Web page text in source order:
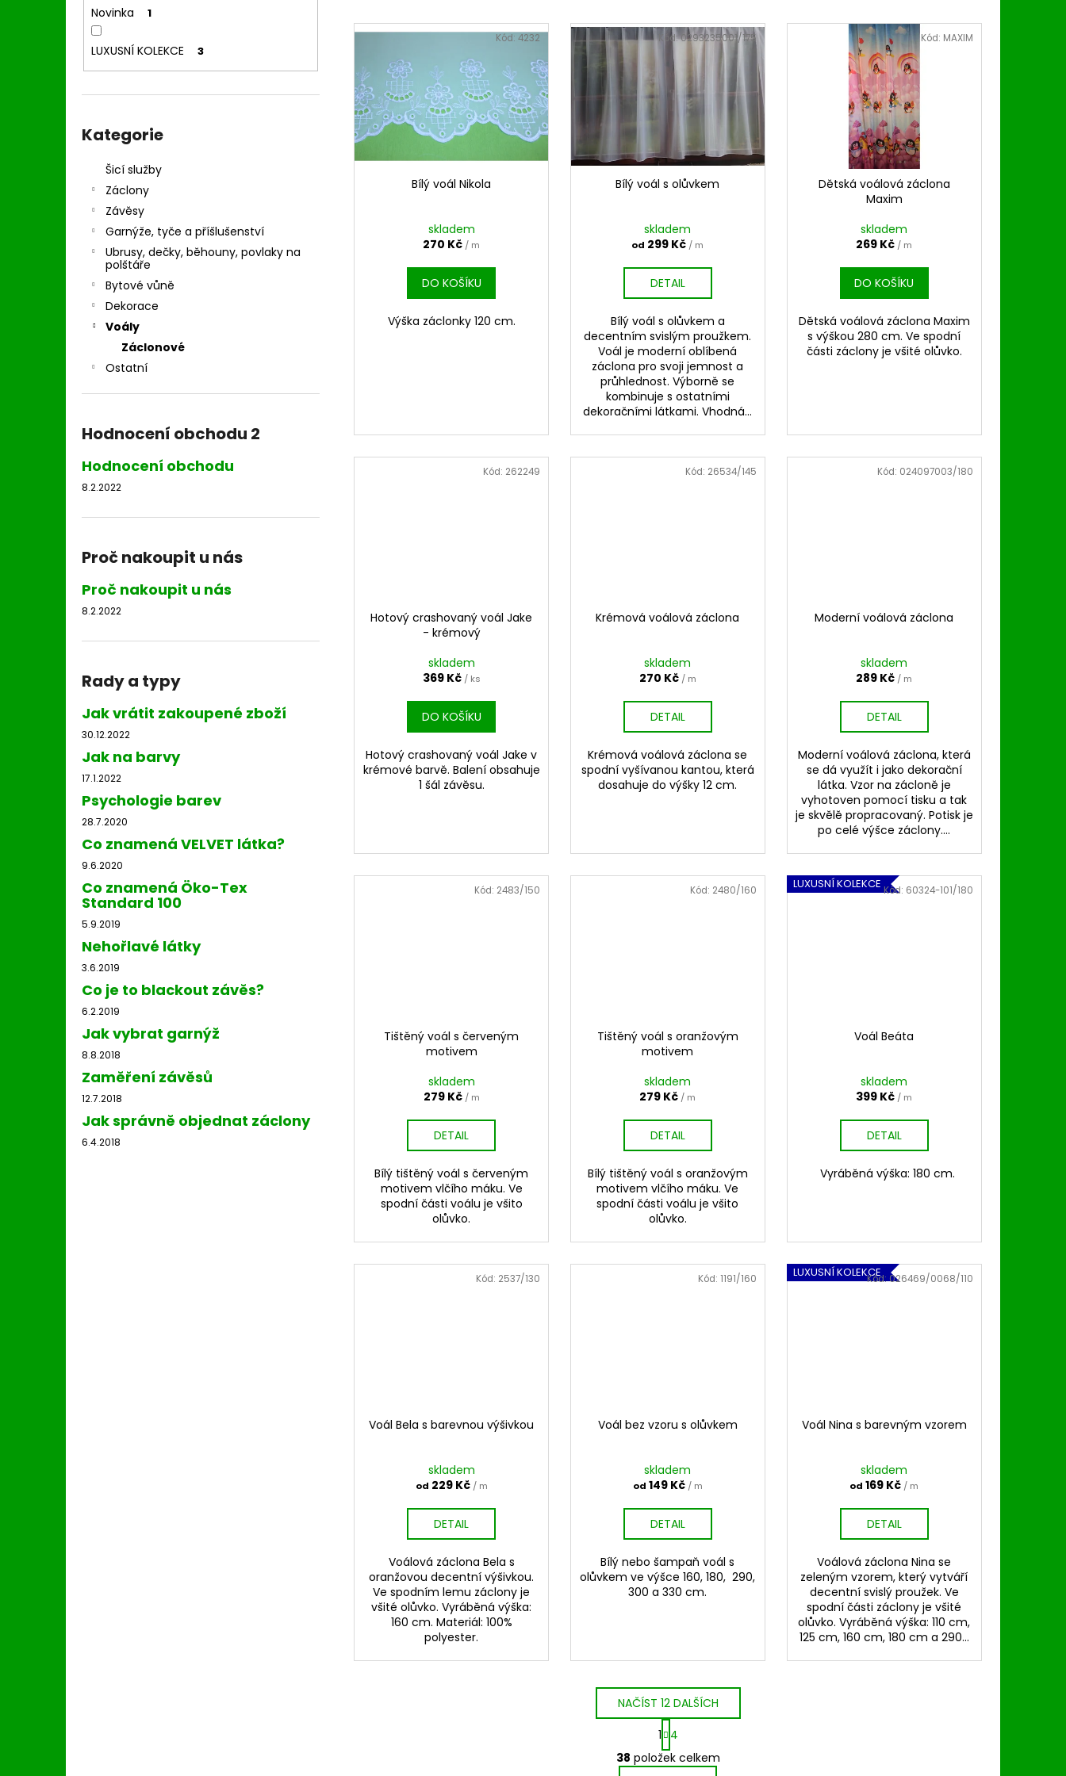
Novinka 1
LUXUSNÍ KOLEKCE 3
kategorie
Kategorie
Šicí služby
Záclony
Závěsy
Garnýže, tyče a příšlušenství
Ubrusy, dečky, běhouny, povlaky na
polštáře
Bytové vůně
Dekorace
Voály
Záclonové
Ostatní
Hodnocení obchodu 2
Hodnocení obchodu
8.2.2022
Proč nakoupit u nás
Proč nakoupit u nás
8.2.2022
Rady a typy
Jak vrátit zakoupené zboží
30.12.2022
Jak na barvy
17.1.2022
Psychologie barev
28.7.2020
Co znamená VELVET látka?
9.6.2020
Co znamená Öko-Tex
Standard 100
5.9.2019
Nehořlavé látky
3.6.2019
Co je to blackout závěs?
6.2.2019
Jak vybrat garnýž
8.8.2018
Zaměření závěsů
12.7.2018
Jak správně objednat záclony
6.4.2018
n
p
r
o
d
u
V
p
i
s
p
r
o
Bílý voál Nikola
skladem
270 Kč / m
DO KOŠÍKU
Výška záclonky 120 cm.
Kód:4232
Bílý voál s olůvkem
skladem
od 299 Kč / m
DETAIL
Bílý voál s olůvkem a
decentním svislým proužkem.
Voál je moderní oblíbená
záclona pro svoji jemnost a
průhlednost. Výborně se
kombinuje s ostatními
dekoračními látkami. Vhodná...
Kód:0293235001/175
Dětská voálová záclona
Maxim
skladem
269 Kč / m
DO KOŠÍKU
Dětská voálová záclona Maxim
s výškou 280 cm. Ve spodní
části záclony je všité olůvko.
Kód: MAXIM
Hotový crashovaný voál Jake
- krémový
skladem
369 Kč / ks
DO KOŠÍKU
Hotový crashovaný voál Jake v
krémové barvě. Balení obsahuje
1 šál závěsu.
Kód: 262249
Krémová voálová záclona
skladem
270 Kč / m
DETAIL
Krémová voálová záclona se
spodní vyšívanou kantou, která
dosahuje do výšky 12 cm.
Kód: 26534/145
Moderní voálová záclona
skladem
289 Kč / m
DETAIL
Moderní voálová záclona, která
se dá využít i jako dekorační
látka. Vzor na zácloně je
vyhotoven pomocí tisku a tak
je skvělě propracovaný. Potisk je
po celé výšce záclony....
Kód: 024097003/180
Tištěný voál s červeným
motivem
skladem
279 Kč / m
DETAIL
Bílý tištěný voál s červeným
motivem vlčího máku. Ve
spodní části voálu je všito
olůvko.
Kód: 2483/150
Tištěný voál s oranžovým
motivem
skladem
279 Kč / m
DETAIL
Bílý tištěný voál s oranžovým
motivem vlčího máku. Ve
spodní části voálu je všito
olůvko.
Kód: 2480/160 LUXUSNÍ KOLEKCE
Voál Beáta
skladem
399 Kč / m
DETAIL
Vyráběná výška: 180 cm.
Kód: 60324-101/180
Voál Bela s barevnou výšivkou
skladem
od 229 Kč / m
DETAIL
Voálová záclona Bela s
oranžovou decentní výšivkou.
Ve spodním lemu záclony je
všité olůvko. Vyráběná výška:
160 cm. Materiál: 100%
polyester.
Kód: 2537/130
Voál bez vzoru s olůvkem
skladem
od 149 Kč / m
DETAIL
Bílý nebo šampaň voál s
olůvkem ve výšce 160, 180, 290,
300 a 330 cm.
Kód: 1191/160 LUXUSNÍ KOLEKCE
Voál Nina s barevným vzorem
skladem
od 169 Kč / m
DETAIL
Voálová záclona Nina se
zeleným vzorem, který vytváří
decentní svislý proužek. Ve
spodní části záclony je všité
olůvko. Vyráběná výška: 110 cm,
125 cm, 160 cm, 180 cm a 290...
Kód:026469/0068/110
O
v
NAČÍST 12 DALŠÍCH
S
t
r
á
1
4
38 položek celkem